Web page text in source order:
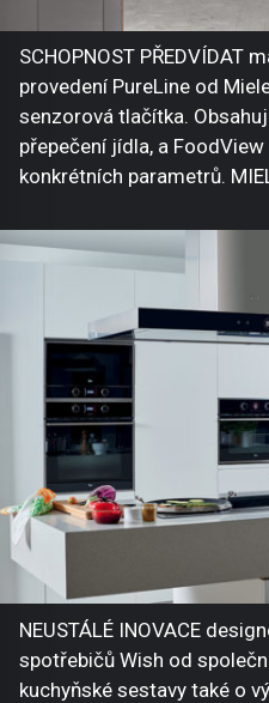
SCHOPNOST PŘEDVÍDAT
provedení PureLine od
senzorová tlačítka.
přepečení jídla, a
konkrétních parametrů.
NEUSTÁLÉ INOVACE
spotřebičů Wish od
kuchyňské sestavy také o